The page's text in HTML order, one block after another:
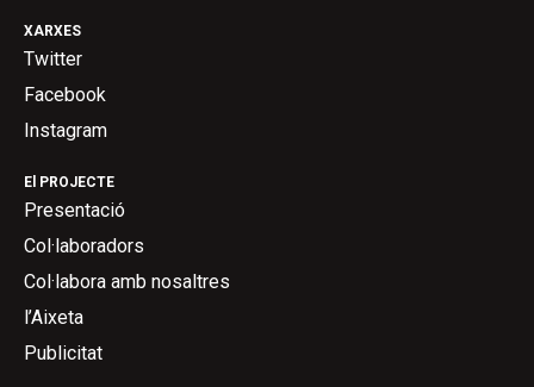
El PROJECTE
Presentació
Col·laboradors
Col·labora amb nosaltres
l’Aixeta
Publicitat
XARXES
Twitter
Facebook
Instagram